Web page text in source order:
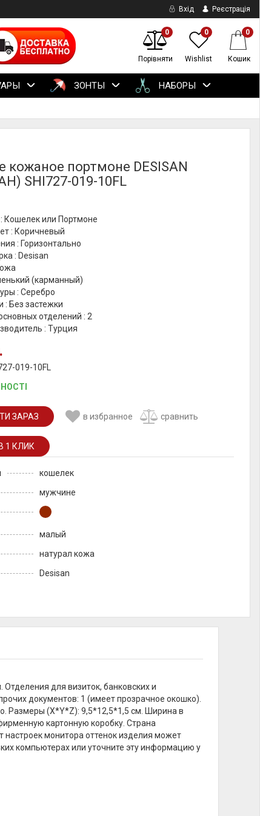
Вхід Реєстрація
0
Порівняти
0
Wishlist
0
Кошик
ЗОНТЫ НАБОРЫ
кожаное портмоне DESISAN
SHI727-019-10FL
Кошелек или Портмоне
: Коричневый
: Горизонтально
: Desisan
(карманный)
: Серебро
: Без застежки
отделений : 2
: Турция
019-10FL
ЗАРАЗ в избранное сравнить
кошелек
мужчине
малый
натурал кожа
Desisan
для визиток, банковских и
документов: 1 (имеет прозрачное окошко).
Размеры (X*Y*Z): 9,5*12,5*1,5 см. Ширина в
картонную коробку. Страна
монитора оттенок изделия может
компьютерах или уточните эту информацию у